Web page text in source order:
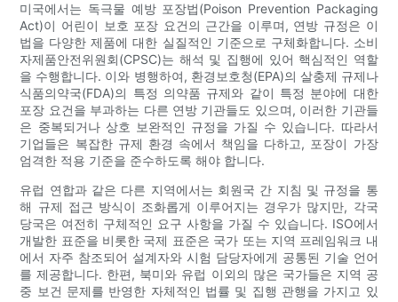
미국에서는 독극물 예방 포장법(Poison Prevention Packaging
Act)이 어린이 보호 포장 요건의 근간을 이루며, 연방 규정은 이
법을 다양한 제품에 대한 실질적인 기준으로 구체화합니다. 소비
자제품안전위원회(CPSC)는 해석 및 집행에 있어 핵심적인 역할
을 수행합니다. 이와 병행하여, 환경보호청(EPA)의 살충제 규제나
식품의약국(FDA)의 특정 의약품 규제와 같이 특정 분야에 대한
포장 요건을 부과하는 다른 연방 기관들도 있으며, 이러한 기관들
은 중복되거나 상호 보완적인 규정을 가질 수 있습니다. 따라서
기업들은 복잡한 규제 환경 속에서 책임을 다하고, 포장이 가장
엄격한 적용 기준을 준수하도록 해야 합니다.
유럽 ​​연합과 같은 다른 지역에서는 회원국 간 지침 및 규정을 통
해 규제 접근 방식이 조화롭게 이루어지는 경우가 많지만, 각국
당국은 여전히 ​​구체적인 요구 사항을 가질 수 있습니다. ISO에서
개발한 표준을 비롯한 국제 표준은 국가 또는 지역 프레임워크 내
에서 자주 참조되어 설계자와 시험 담당자에게 공통된 기술 언어
를 제공합니다. 한편, 북미와 유럽 이외의 많은 국가들은 지역 공
중 보건 문제를 반영한 ​​자체적인 법률 및 집행 관행을 가지고 있